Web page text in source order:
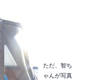
ただ、智ち
ゃんが写真